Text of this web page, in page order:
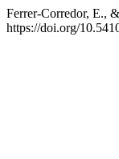
Ferrer-Corredor, E.,
https://doi.org/